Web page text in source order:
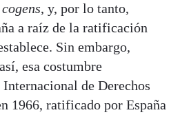
, y, por lo tanto,
a raíz de la ratificación
Sin embargo,
esa costumbre
de Derechos
1966, ratificado por España